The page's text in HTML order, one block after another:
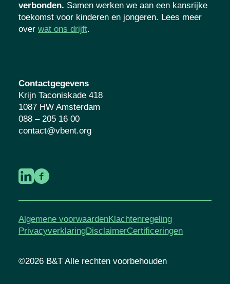
verbonden. Samen werken we aan een kansrijke
toekomst voor kinderen en jongeren. Lees meer
over wat ons drijft.
Contactgegevens
Krijn Taconiskade 418
1087 HW Amsterdam
088 – 205 16 00
contact@vbent.org
Algemene voorwaardenKlachtenregeling
PrivacyverklaringDisclaimerCertificeringen
©2026 B&T Alle rechten voorbehouden